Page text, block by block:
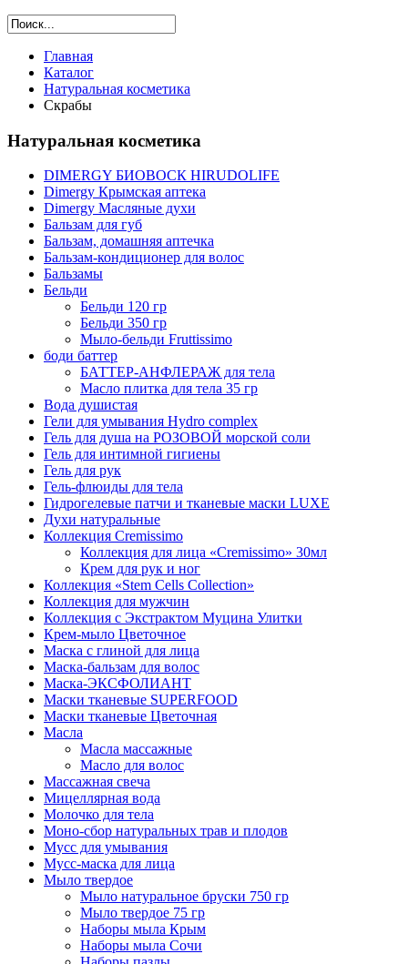
Главная
Каталог
Натуральная косметика
Скрабы
Натуральная косметика
DIMERGY БИОВОСК HIRUDOLIFE
Dimergy Крымская аптека
Dimergy Масляные духи
Бальзам для губ
Бальзам, домашняя аптечка
Бальзам-кондиционер для волос
Бальзамы
Бельди
Бельди 120 гр
Бельди 350 гр
Мыло-бельди Fruttissimo
боди баттер
БАТТЕР-АНФЛЕРАЖ для тела
Масло плитка для тела 35 гр
Вода душистая
Гели для умывания Hydro complex
Гель для душа на РОЗОВОЙ морской соли
Гель для интимной гигиены
Гель для рук
Гель-флюиды для тела
Гидрогелевые патчи и тканевые маски LUXE
Духи натуральные
Коллекция Cremissimo
Коллекция для лица «Cremissimo» 30мл
Крем для рук и ног
Коллекция «Stem Cells Collection»
Коллекция для мужчин
Коллекция с Экстрактом Муцина Улитки
Крем-мыло Цветочное
Маска с глиной для лица
Маска-бальзам для волос
Маска-ЭКСФОЛИАНТ
Маски тканевые SUPERFOOD
Маски тканевые Цветочная
Масла
Масла массажные
Масло для волос
Массажная свеча
Мицеллярная вода
Молочко для тела
Моно-сбор натуральных трав и плодов
Мусс для умывания
Мусс-маска для лица
Мыло твердое
Мыло натуральное бруски 750 гр
Мыло твердое 75 гр
Наборы мыла Крым
Наборы мыла Сочи